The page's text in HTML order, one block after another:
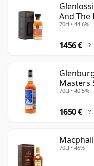
And The
70cl • 44.6%
1456 € ?
Masters
años
70cl • 40.5%
1650 € ?
70cl • 46%